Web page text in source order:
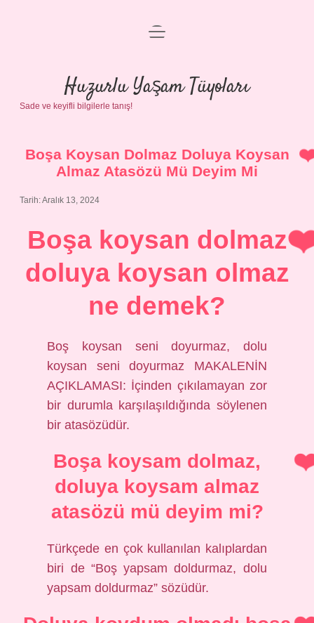
Anasayfa
Gizlilik Politikası
Yasal Uyarı
menüyü
Huzurlu Yaşam Tüyoları
Sade ve keyifli bilgilerle tanış!
Boşa Koysan Dolmaz Doluya Koysan
Almaz Atasözü Mü Deyim Mi
Tarih: Aralık 13, 2024
Boşa koysan dolmaz
doluya koysan olmaz
ne demek?
Boş koysan seni doyurmaz, dolu
koysan seni doyurmaz MAKALENİN
AÇIKLAMASI: İçinden çıkılamayan zor
bir durumla karşılaşıldığında söylenen
bir atasözüdür.
Boşa koysam dolmaz,
doluya koysam almaz
atasözü mü deyim mi?
Türkçede en çok kullanılan kalıplardan
biri de “Boş yapsam doldurmaz, dolu
yapsam doldurmaz” sözüdür.